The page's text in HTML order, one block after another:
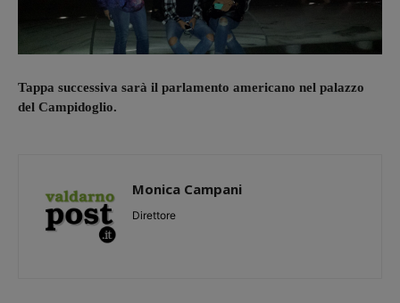
Tappa successiva sarà il parlamento americano nel palazzo
del Campidoglio.
Monica Campani
Direttore